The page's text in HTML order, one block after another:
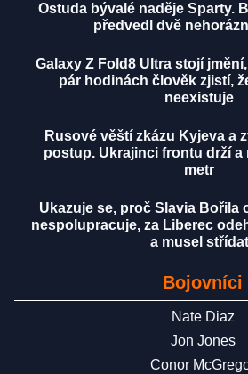
Ostuda bývalé naděje Sparty.
předvedl dvě
Galaxy Z Fold8 Ultra stojí
pár hodinách člověk zjistí,
neexistuje
Rusové věští zkázu Kyjeva a
postup. Ukrajinci frontu drží a
metr
Ukazuje se, proč Slavia Bořila
nespolupracuje, za Liberec
a musel střídat
Bojovníci
Nate Diaz
Jon Jones
Conor